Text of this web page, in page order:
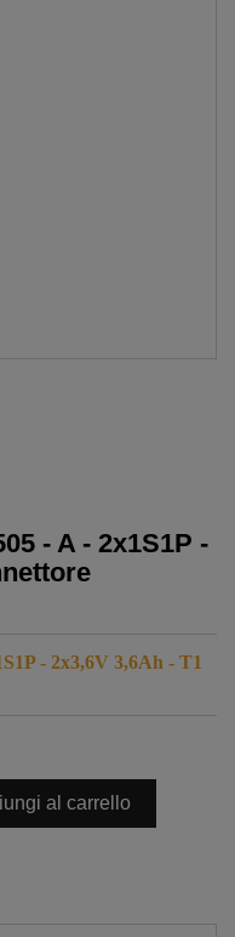
- A - 2x1S1P -
- 2x3,6V 3,6Ah - T1
al carrello